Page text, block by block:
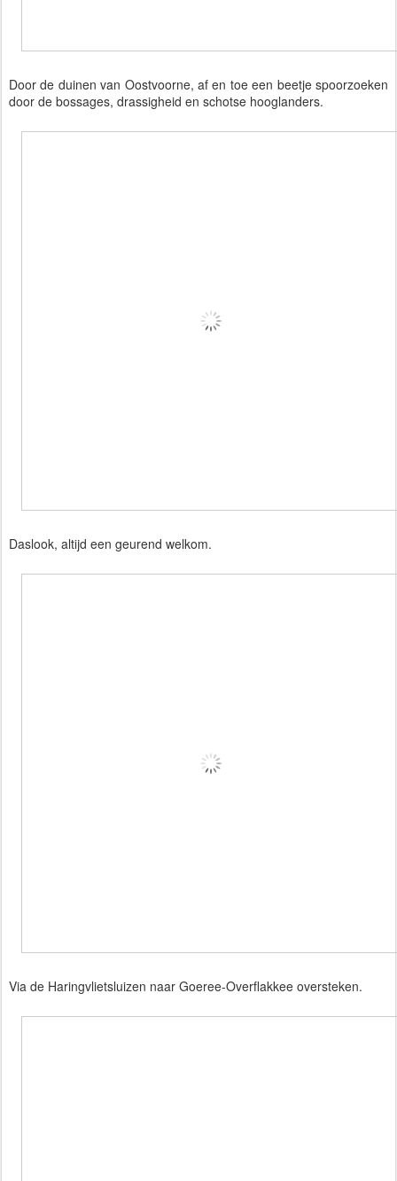
Door de duinen van Oostvoorne, af en toe een beetje spoorzoeken
door de bossages, drassigheid en schotse hooglanders.
Daslook, altijd een geurend welkom.
Via de Haringvlietsluizen naar Goeree-Overflakkee oversteken.